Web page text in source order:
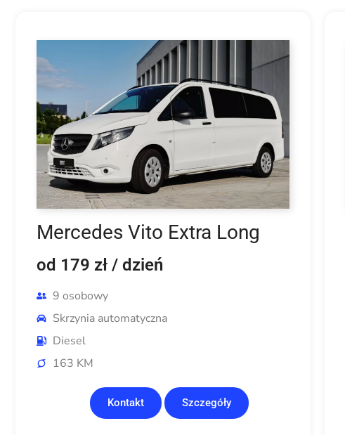
Mercedes Vito Extra Long
od 179 zł / dzień
9 osobowy
Skrzynia automatyczna
Diesel
163 KM
Kontakt Szczegóły